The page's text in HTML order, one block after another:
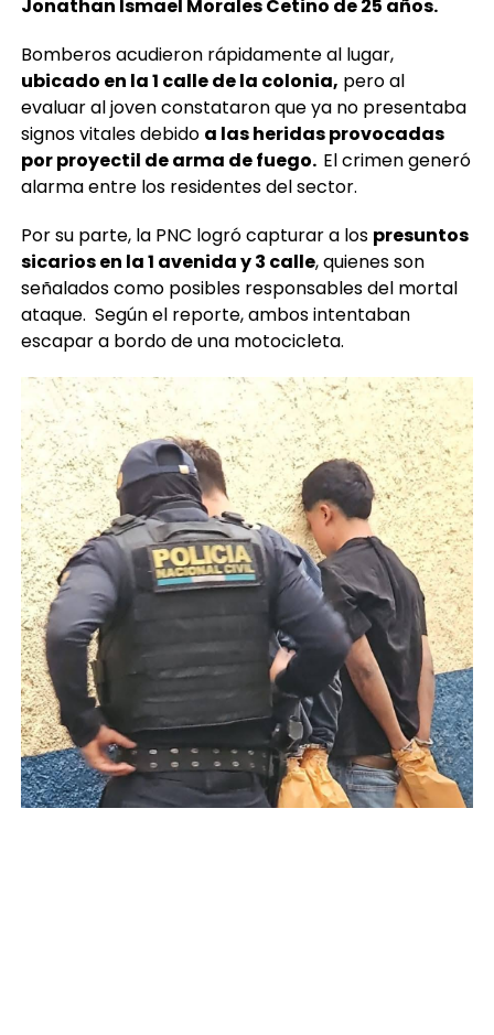
Jonathan Ismael Morales Cetino de 25 años.
Bomberos acudieron rápidamente al lugar,
ubicado en la 1 calle de la colonia, pero al
evaluar al joven constataron que ya no presentaba
signos vitales debido a las heridas provocadas
por proyectil de arma de fuego. El crimen generó
alarma entre los residentes del sector.
Por su parte, la PNC logró capturar a los presuntos
sicarios en la 1 avenida y 3 calle, quienes son
señalados como posibles responsables del mortal
ataque. Según el reporte, ambos intentaban
escapar a bordo de una motocicleta.